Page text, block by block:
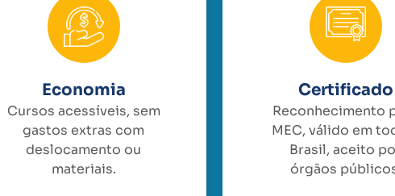
Economia
Cursos acessíveis, sem
gastos extras com
deslocamento ou
materiais.
Certificado
Reconhecimento
MEC, válido em
Brasil, aceito
órgãos